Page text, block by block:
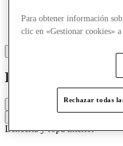
Hunkemöller
Lencería y ropa interior
Para obtener información
clic en «Gestionar cookies» a
Rechazar todas